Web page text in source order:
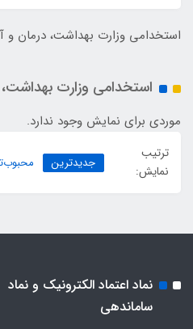
استخدامی وزارت بهداشت، درمان
استخدامی وزارت
موردی برای نمایش وجود ندارد.
ترتیب
نمایش:
جدیدترین
نماد اعتماد الکترونیک و نماد
ساماندهی